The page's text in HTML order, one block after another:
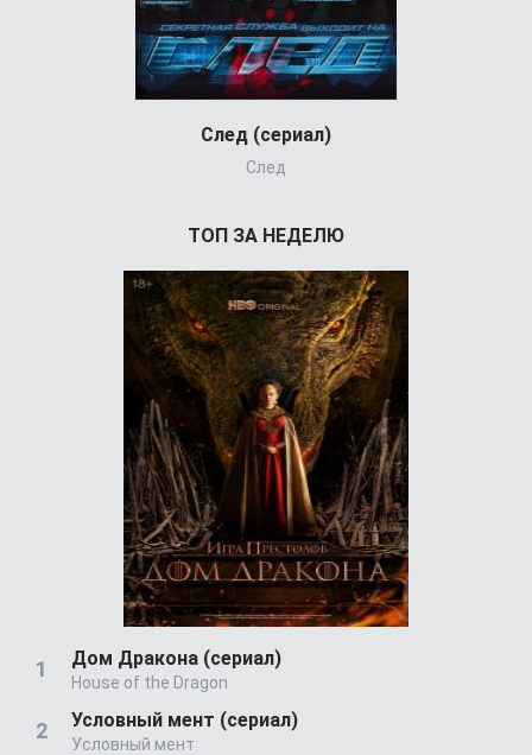
След (сериал)
След
ТОП ЗА НЕДЕЛЮ
Дом Дракона (сериал)
House of the Dragon
Условный мент (сериал)
Условный мент